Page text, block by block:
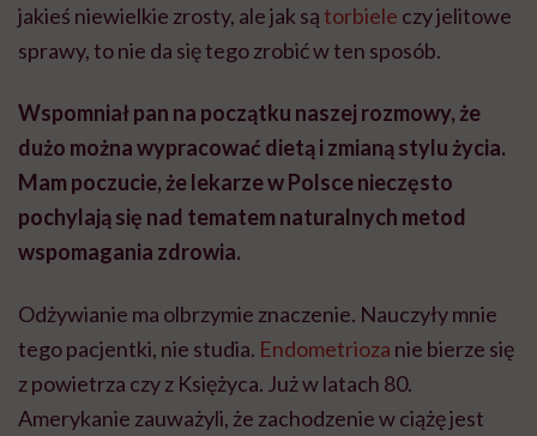
jakieś niewielkie zrosty, ale jak sątorbiele czy jelitowe
sprawy, to nie da się tego zrobić w ten sposób.
Wspomniał pan na początku naszej rozmowy, że
dużo można wypracować dietą i zmianą stylu życia.
Mam poczucie, że lekarze w Polsce nieczęsto
pochylają się nad tematem naturalnych metod
wspomagania zdrowia.
Odżywianie ma olbrzymie znaczenie. Nauczyły mnie
tego pacjentki, nie studia. Endometrioza nie bierze się
z powietrza czy z Księżyca. Już w latach 80.
Amerykanie zauważyli, że zachodzenie w ciążę jest